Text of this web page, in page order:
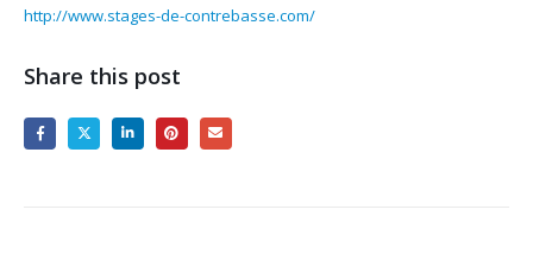
http://www.stages-de-contrebasse.com/
Share this post